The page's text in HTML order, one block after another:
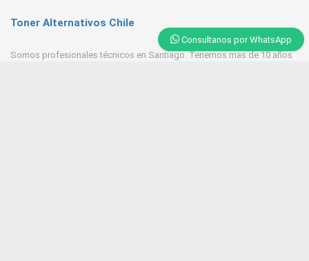
Consultanos por WhatsApp
Toner Alternativos Chile
Somos profesionales técnicos en Santiago. Tenemos mas de 10 años